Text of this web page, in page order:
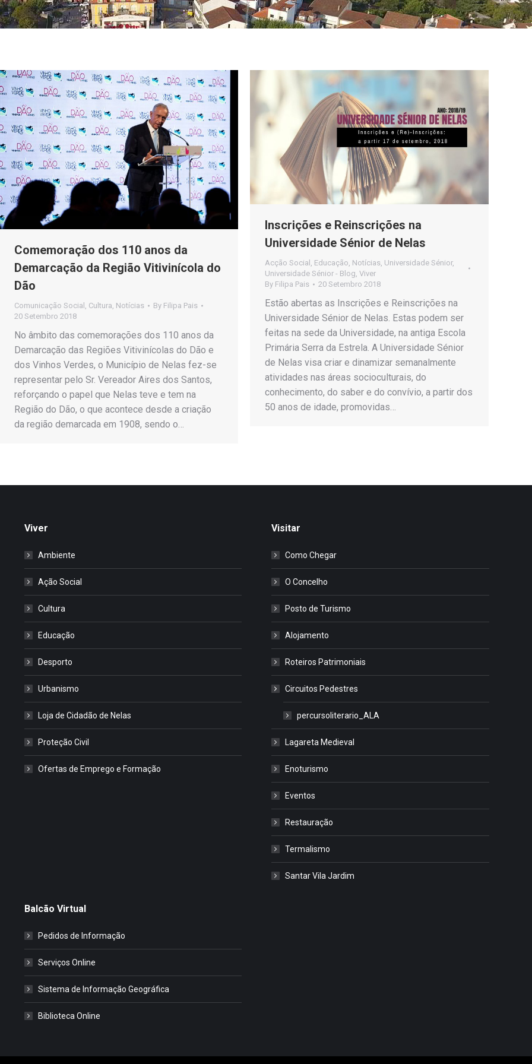
Comemoração dos 110 anos da
Demarcação da Região Vitivinícola do
Dão
Comunicação Social Cultura Notícias By Filipa Pais
20 Setembro 2018
No âmbito das comemorações dos 110 anos da
Demarcação das Regiões Vitivinícolas do Dão e
dos Vinhos Verdes, o Município de Nelas fez-se
representar pelo Sr. Vereador Aires dos Santos,
reforçando o papel que Nelas teve e tem na
Região do Dão, o que acontece desde a criação
da região demarcada em 1908, sendo o…
Inscrições e Reinscrições na
Universidade Sénior de Nelas
Acção Social , Educação, Notícias, Universidade Sénior,
Universidade Sénior - Blog, Viver
By Filipa Pais 20 Setembro 2018
Estão abertas as Inscrições e Reinscrições na
Universidade Sénior de Nelas. Estas podem ser
feitas na sede da Universidade, na antiga Escola
Primária Serra da Estrela. A Universidade Sénior
de Nelas visa criar e dinamizar semanalmente
atividades nas áreas socioculturais, do
conhecimento, do saber e do convívio, a partir dos
50 anos de idade, promovidas…
Viver
Ambiente
Ação Social
Cultura
Educação
Desporto
Urbanismo
Loja de Cidadão de Nelas
Proteção Civil
Ofertas de Emprego e Formação
Visitar
Como Chegar
O Concelho
Posto de Turismo
Alojamento
Roteiros Patrimoniais
Circuitos Pedestres
percursoliterario_ALA
Lagareta Medieval
Enoturismo
Eventos
Restauração
Termalismo
Santar Vila Jardim
Balcão Virtual
Pedidos de Informação
Serviços Online
Sistema de Informação Geográfica
Biblioteca Online